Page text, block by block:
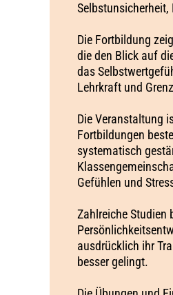
Selbstunsicherheit,
Die Fortbildung
die den Blick auf
das
Lehrkraft und
Die Veranstaltung
Fortbildungen
systematisch
Gefühlen und
Zahlreiche Studien
ausdrücklich ihr
besser gelingt.